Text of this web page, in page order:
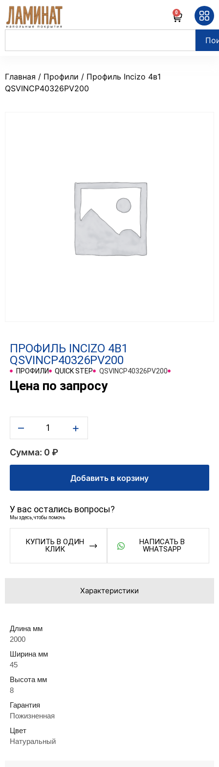
0
Главная / Профили / Профиль Incizo 4в1
QSVINCP40326PV200
ПРОФИЛЬ INCIZO 4В1
QSVINCP40326PV200
ПРОФИЛИ QUICK STEP QSVINCP40326PV200
Цена по запросу
– +
Сумма: 0 ₽
Добавить в корзину
У вас остались вопросы?
Мы здесь, чтобы помочь
КУПИТЬ В ОДИН
КЛИК
НАПИСАТЬ В
WHATSAPP
Характеристики
Длина мм
2000
Ширина мм
45
Высота мм
8
Гарантия
Пожизненная
Цвет
Натуральный